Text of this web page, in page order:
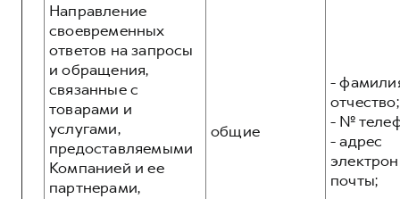
Направление
своевременных
ответов на запросы
и обращения,
связанные с
товарами и
услугами,
предоставляемыми
Компанией и ее
партнерами,
общие
-
отчество;
- №
- адрес
почты;